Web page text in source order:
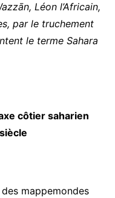
Léon l’Africain,
par le truchement
le terme Sahara
côtier saharien
mappemondes